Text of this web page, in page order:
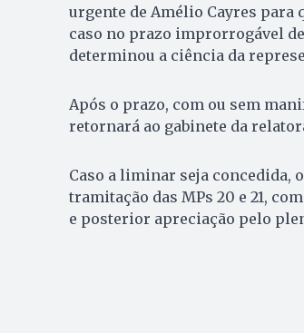
urgente de Amélio Cayres para
caso no prazo improrrogável
determinou a ciência da
Após o prazo, com ou sem
retornará ao gabinete da
Caso a liminar seja concedida,
tramitação das MPs 20 e 21,
e posterior apreciação pelo